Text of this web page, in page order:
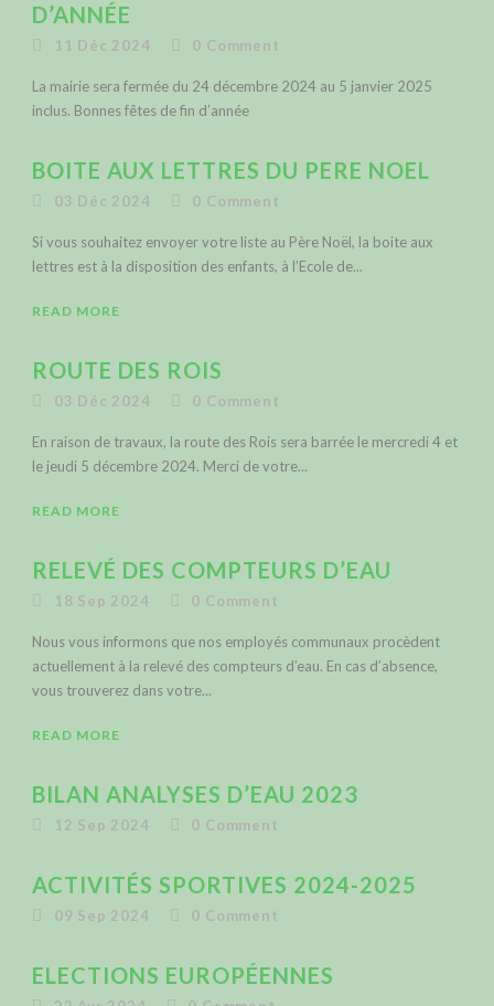
D’ANNÉE
11 Déc 2024 0 Comment
La mairie sera fermée du 24 décembre 2024 au 5 janvier 2025
inclus. Bonnes fêtes de fin d’année
BOITE AUX LETTRES DU PERE NOEL
03 Déc 2024 0 Comment
Si vous souhaitez envoyer votre liste au Père Noël, la boite aux
lettres est à la disposition des enfants, à l’Ecole de...
READ MORE
ROUTE DES ROIS
03 Déc 2024 0 Comment
En raison de travaux, la route des Rois sera barrée le mercredi 4 et
le jeudi 5 décembre 2024. Merci de votre...
READ MORE
RELEVÉ DES COMPTEURS D’EAU
18 Sep 2024 0 Comment
Nous vous informons que nos employés communaux procèdent
actuellement à la relevé des compteurs d’eau. En cas d’absence,
vous trouverez dans votre...
READ MORE
BILAN ANALYSES D’EAU 2023
12 Sep 2024 0 Comment
ACTIVITÉS SPORTIVES 2024-2025
09 Sep 2024 0 Comment
ELECTIONS EUROPÉENNES